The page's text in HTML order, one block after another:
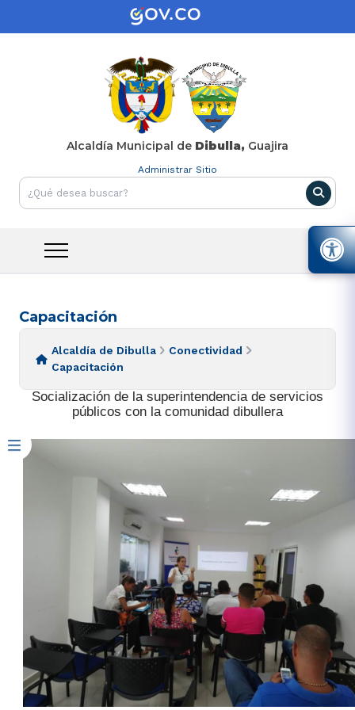
Alcaldía Municipal de Dibulla, Guajira
Administrar Sitio
Capacitación
Alcaldía de Dibulla
Conectividad
Capacitación
​​Socialización de la superintendencia de servicios
públicos con la comunidad dibullera